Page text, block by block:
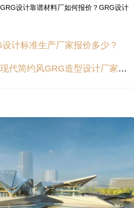
设计靠谱材料厂如何报价？GRG设计
计标准生产厂家报价多少？
约风GRG造型设计厂家价钱价位多少？